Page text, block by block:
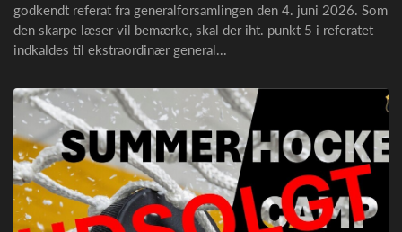
godkendt referat fra generalforsamlingen den 4. juni 2026. Som
den skarpe læser vil bemærke, skal der iht. punkt 5 i referatet
indkaldes til ekstraordinær general...